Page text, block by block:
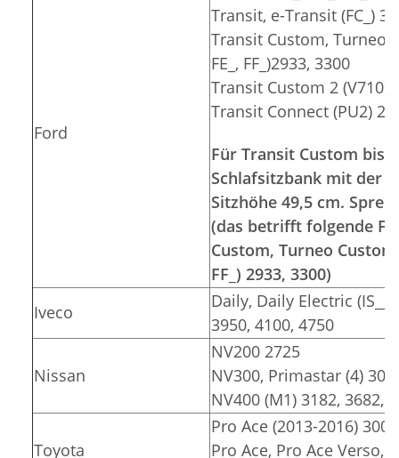
Ford
Transit, e-Transit (FC_)
Transit Custom, Turneo
FE_, FF_)2933, 3300
Transit Custom 2 (V710)
Transit Connect (PU2)
Für Transit Custom bis
Schlafsitzbank mit der
Sitzhöhe 49,5 cm.
(das betrifft folgende
Custom, Turneo Custom
FF_) 2933, 3300)
Iveco
Daily, Daily Electric
3950, 4100, 4750
Nissan
NV200 2725
NV300, Primastar (4)
NV400 (M1) 3182, 3682,
Toyota
Pro Ace (2013-2016)
Pro Ace, Pro Ace Verso,